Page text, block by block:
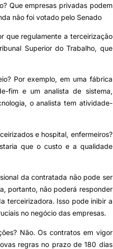
Que empresas privadas podem
não foi votado pelo Senado
que regulamente a terceirização
Superior do Trabalho, que
Por exemplo, em uma fábrica
fim e um analista de sistema,
o analista tem atividade-
e hospital, enfermeiros?
que o custo e a qualidade
da contratada não pode ser
portanto, não poderá responder
terceirizadora. Isso pode inibir a
no negócio das empresas.
Não. Os contratos em vigor
regras no prazo de 180 dias